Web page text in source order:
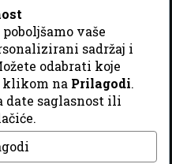
DizajnGordonDM
vaše
sadržaj i
odabrati koje
na Prilagodi.
date saglasnost ili